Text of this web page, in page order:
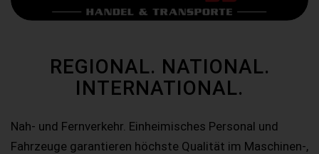
REGIONAL. NATIONAL.
INTERNATIONAL.
Nah- und Fernverkehr. Einheimisches Personal und
Fahrzeuge garantieren höchste Qualität im Maschinen-,